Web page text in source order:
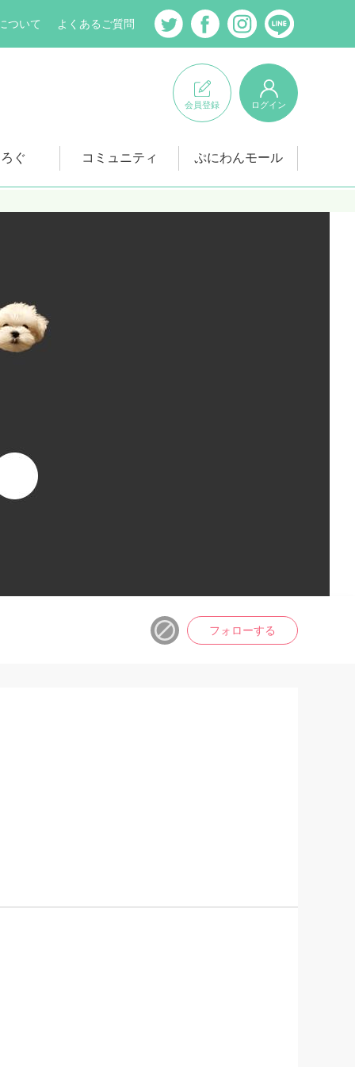
ついて よくあるご質問
会員登録 ログイン
ぐ コミュニティ ぷにわんモール
フォローする